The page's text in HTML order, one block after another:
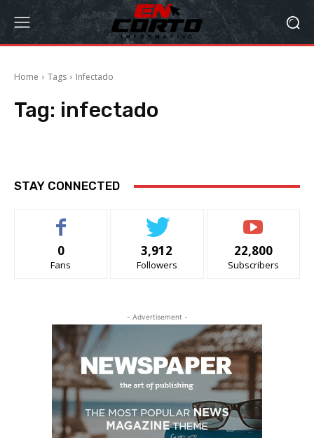
Home Tags Infectado
Tag: infectado
STAY CONNECTED
0
Fans
3,912
Followers
22,800
Subscribers
- Advertisement -